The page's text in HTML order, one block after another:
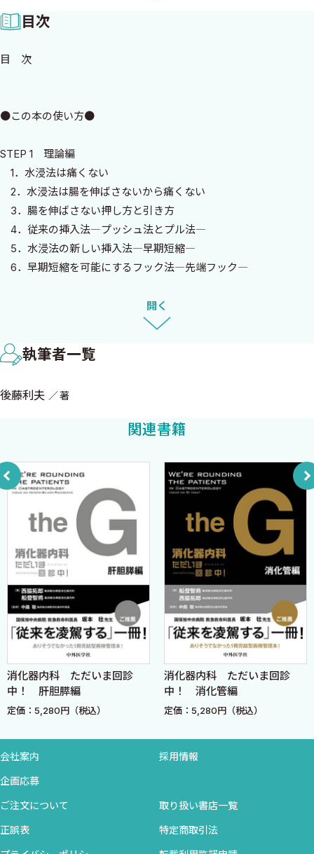
立ちです．ここまで週5日で3カ月が目安です．
STEP 4挿入困難の解決編では，挿入困難をいくつかのパターン
STEP 5ポリペクトミー編ではポリペクトミーのワンパターンメ
期間に可能なのでしょうか？コロンモデルを十分活用し，人での
ソッドは修得が容易です．人で1,000例を行うのは何年もかかりま
すがコロンモデルなら1カ月でできます．人で100例しかしていなく
てもコロンモデルの経験があるから1,000例の人を上回る上達をし
ます．実際，このやり方でトレーニングするとあまりに短期間で
上達するのでベテラン医師が驚くほどです．
この本にはDVDはつきませんが，インターネット上に動画を用
意しました．
で見ることができます．この本の解説を参考に動画を参照してく
引換券を切り取り，返信先の住所を書いて下記まで送ってくださ
〒151-0053 東京都渋谷区代々木********** 後藤利夫
もしくは直接著者までメールしてください．いつでもお答えしま
す．
http://suishinho.com:591/opinion/
******@mx2.nisiq.net
目次
目 次
●この本の使い方●
STEP 1 理論編
1．水浸法は痛くない
2．水浸法は腸を伸ばさないから痛くない
3．腸を伸ばさない押し方と引き方
4．従来の挿入法―プッシュ法とプル法―
5．水浸法の新しい挿入法―早期短縮―
6．早期短縮を可能にするフック法―先端フック―
8．スコープの持ち方のトレーニング―スコープは手のひらに乗
せるだけ―
か？―
10．スコープ位置の表現法―「左手9時・先端6時」とは？―
11．2倍進角の法則―先端角度は見なくてもわかる―
ができるか？―
13．プッシュ法とループ解除―これさえできれば深部挿入できる
14．ループ解除の理論（ループ最小円理論）―ループ解除はこう
やる―
15．2つのループ判定法―ブラインド法と定点固定法―
16．ワンパターンメソッドのトレーニング
17．ワンパターンメソッドのシミュレーション―指内視鏡で覚え
る―
18．コロンモデルで3カ月でマスターする―コロンモデル10倍則
―
19．20秒で挿入！―私のコロンモデルの模範演技―
コラム(1)
STEP 3 実践編
20．水浸法ポンプの作り方・使い方
23．硬度可変スコープの使い方
開く
執筆者一覧
後藤利夫 著
関連書籍
消化器内科 ただいま回診
中！ 肝胆膵編
定価：5,280円（税込）
消化器内科 ただいま回診
中！ 消化管編
定価：5,280円（税込）
会社案内 採用情報
企画応募
ご注文について 取り扱い書店一覧
正誤表 特定商取引法